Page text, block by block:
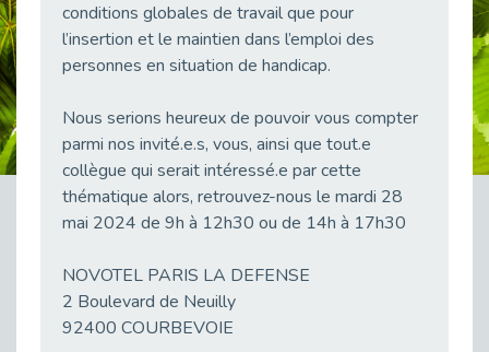
Publié le 12/05/2026
38 vidéos pour comprendre et agir durablement
Publié le 04/05/2026
Publié le 04/05/2026
L'alternance : un tremplin vers l'emploi aussi pour les personnes en situation de handicap
Témoignage : Le parcours de Marc, 44 ans
conditions globales de travail que pour
l’insertion et le maintien dans l’emploi des
personnes en situation de handicap.
Nous serions heureux de pouvoir vous compter
parmi nos invité.e.s, vous, ainsi que tout.e
collègue qui serait intéressé.e par cette
thématique alors, retrouvez-nous le mardi 28
mai 2024 de 9h à 12h30 ou de 14h à 17h30
NOVOTEL PARIS LA DEFENSE
2 Boulevard de Neuilly
92400 COURBEVOIE